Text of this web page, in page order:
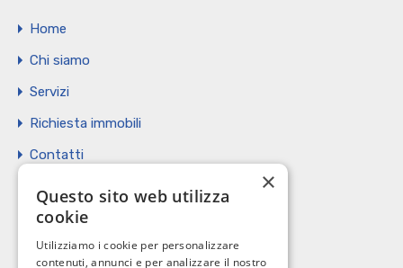
Home
Chi siamo
Servizi
Richiesta immobili
Contatti
Vendi il tuo immobile
Privacy Policy
Cookie policy
×
Questo sito web utilizza
cookie
Utilizziamo i cookie per personalizzare
contenuti, annunci e per analizzare il nostro